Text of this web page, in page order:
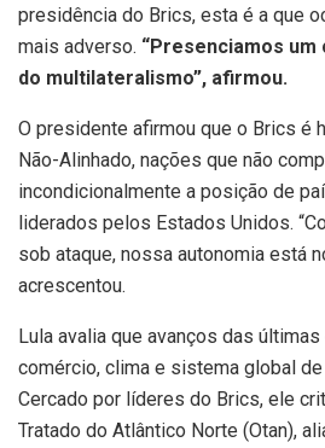
presidência do Brics, esta é a que
mais adverso. “Presenciamos
do multilateralismo”, afirmou.
O presidente afirmou que o Brics é
Não-Alinhado, nações que não
incondicionalmente a posição de
liderados pelos Estados Unidos.
sob ataque, nossa autonomia está
acrescentou.
Lula avalia que avanços das
comércio, clima e sistema global
Cercado por líderes do Brics, ele
Tratado do Atlântico Norte (Otan),